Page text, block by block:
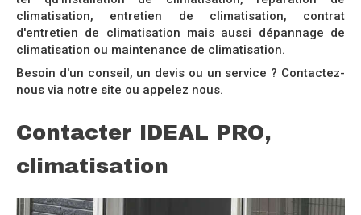
climatisation, entretien de climatisation, contrat
d'entretien de climatisation mais aussi dépannage de
climatisation ou maintenance de climatisation.
Besoin d'un conseil, un devis ou un service ? Contactez-
nous via notre site ou appelez nous.
Contacter IDEAL PRO,
climatisation